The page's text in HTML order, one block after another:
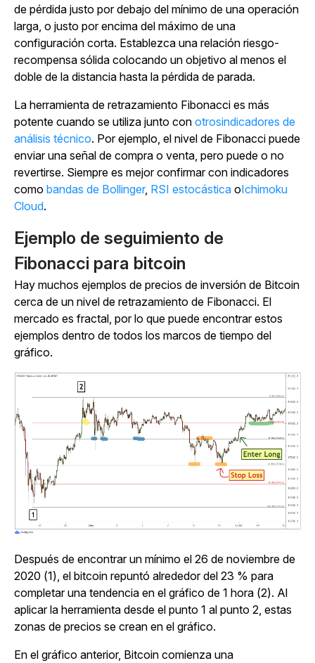
de pérdida justo por debajo del mínimo de una operación
larga, o justo por encima del máximo de una
configuración corta. Establezca una relación riesgo-
recompensa sólida colocando un objetivo al menos el
doble de la distancia hasta la pérdida de parada.
La herramienta de retrazamiento Fibonacci es más
potente cuando se utiliza junto con otrosindicadores de
análisis técnico. Por ejemplo, el nivel de Fibonacci puede
enviar una señal de compra o venta, pero puede o no
revertirse. Siempre es mejor confirmar con indicadores
como bandas de Bollinger, RSI estocástica oIchimoku
Cloud.
Ejemplo de seguimiento de
Fibonacci para bitcoin
Hay muchos ejemplos de precios de inversión de Bitcoin
cerca de un nivel de retrazamiento de Fibonacci. El
mercado es fractal, por lo que puede encontrar estos
ejemplos dentro de todos los marcos de tiempo del
gráfico.
Después de encontrar un mínimo el 26 de noviembre de
2020 (1), el bitcoin repuntó alrededor del 23 % para
completar una tendencia en el gráfico de 1 hora (2). Al
aplicar la herramienta desde el punto 1 al punto 2, estas
zonas de precios se crean en el gráfico.
En el gráfico anterior, Bitcoin comienza una